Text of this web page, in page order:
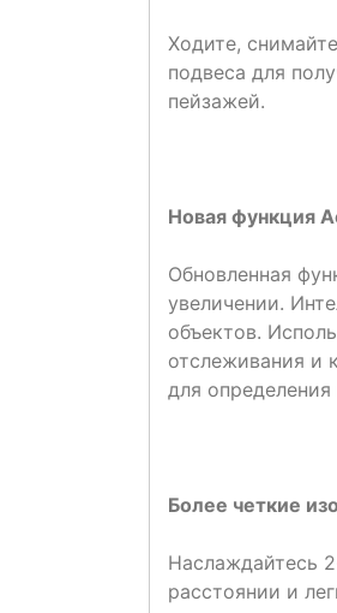
Ходите,
подвеса для
пейзажей.
Новая функция
Обновленная
увеличении.
объектов.
отслеживания и
для
Более четкие
Наслаждайтесь
расстоянии и